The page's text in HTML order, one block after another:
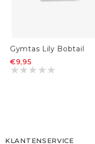
Gymtas Lily Bobtail
€9,95
KLANTENSERVICE